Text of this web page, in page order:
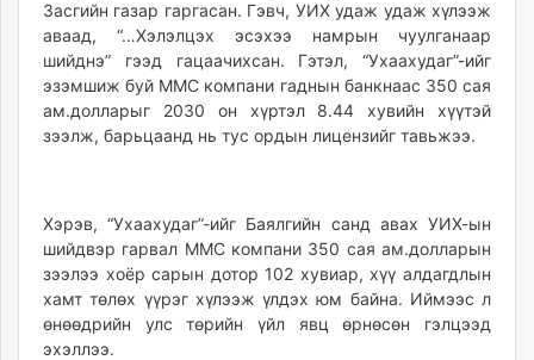
Засгийн газар гаргасан. Гэвч, УИХ удаж удаж хүлээж
аваад, “…Хэлэлцэх эсэхээ намрын чуулганаар
шийднэ” гээд гацаачихсан. Гэтэл, “Ухаахудаг”-ийг
эзэмшиж буй MMC компани гаднын банкнаас 350 сая
ам.долларыг 2030 он хүртэл 8.44 хувийн хүүтэй
зээлж, барьцаанд нь тус ордын лицензийг тавьжээ.
Хэрэв, “Ухаахудаг”-ийг Баялгийн санд авах УИХ-ын
шийдвэр гарвал MMC компани 350 сая ам.долларын
зээлээ хоёр сарын дотор 102 хувиар, хүү алдагдлын
хамт төлөх үүрэг хүлээж үлдэх юм байна. Иймээс л
өнөөдрийн улс төрийн үйл явц өрнөсөн гэлцээд
эхэллээ.